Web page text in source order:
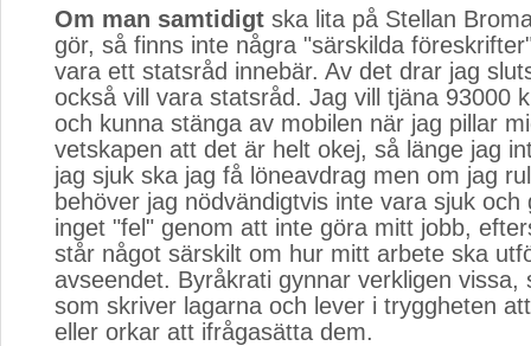
Om man samtidigt ska lita på Stellan
gör, så finns inte några "särskilda
vara ett statsråd innebär. Av det drar jag
också vill vara statsråd. Jag vill tjäna 93000
och kunna stänga av mobilen när jag pillar
vetskapen att det är helt okej, så länge jag
jag sjuk ska jag få löneavdrag men om jag
behöver jag nödvändigtvis inte vara sjuk
inget "fel" genom att inte göra mitt jobb,
står något särskilt om hur mitt arbete ska
avseendet. Byråkrati gynnar verkligen vissa,
som skriver lagarna och lever i tryggheten
eller orkar att ifrågasätta dem.